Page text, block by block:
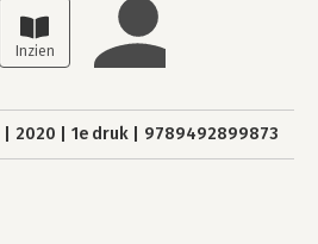
2020 1e druk 9789492899873